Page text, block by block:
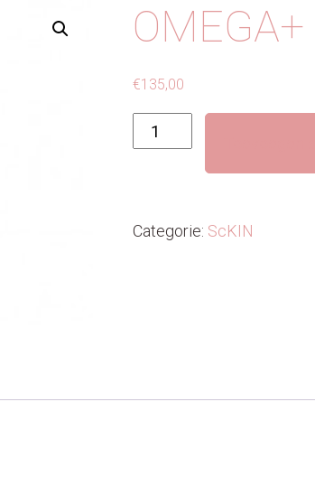
€135,00
Omega+
Familypack
Categorie: ScKIN